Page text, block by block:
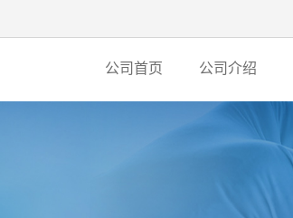
公司首页 公司介绍